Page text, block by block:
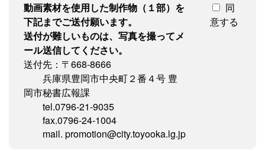
動画素材を使用した制作物（１部）を
下記までご送付願います。
送付が難しいものは、写真を撮ってメ
ール送信してください。
送付先：〒668-8666
兵庫県豊岡市中央町２番４号 豊
岡市秘書広報課
tel.0796-21-9035
fax.0796-24-1004
mail. promotion@city.toyooka.lg.jp
同
意する